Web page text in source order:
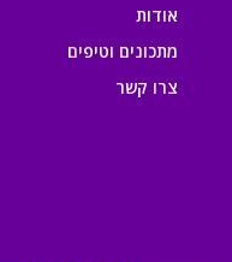
אודות
מתכונים וטיפים
צרו קשר